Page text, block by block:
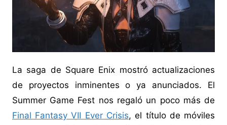
La saga de Square Enix mostró actualizaciones
de proyectos inminentes o ya anunciados. El
Summer Game Fest nos regaló un poco más de
Final Fantasy VII Ever Crisis, el título de móviles